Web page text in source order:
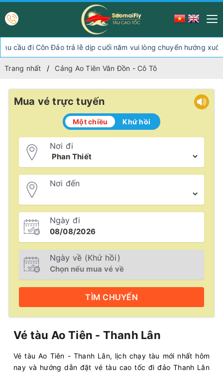
Côn Đảo trả lễ dịp cuối năm vui lòng chuyển hướng xuống
Trang nhất Cảng Ao Tiên Vân Đồn - Cô Tô
Mua vé trực tuyến
Một chiều Khứ hồi
Nơi đi
Nơi đến
Ngày đi
Ngày về (Khứ hồi)
TÌM CHUYẾN
Vé tàu Ao Tiên - Thanh Lân
Vé tàu Ao Tiên - Thanh Lân, lịch chạy tàu mới nhất hôm
nay và hướng dẫn đặt vé tàu cao tốc đi đảo Thanh Lân